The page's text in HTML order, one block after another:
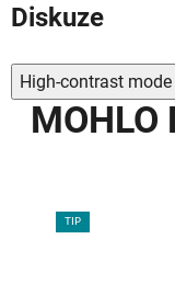
Diskuze
High-contrast mode
MOHLO
TIP